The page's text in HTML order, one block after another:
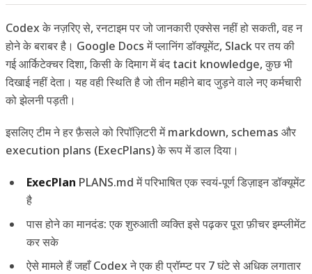
Codex के नज़रिए से, रनटाइम पर जो जानकारी एक्सेस नहीं हो सकती, वह न
होने के बराबर है। Google Docs में प्लानिंग डॉक्यूमेंट, Slack पर तय की
गई आर्किटेक्चर दिशा, किसी के दिमाग में बंद tacit knowledge, कुछ भी
दिखाई नहीं देता। यह वही स्थिति है जो तीन महीने बाद जुड़ने वाले नए कर्मचारी
को झेलनी पड़ती।
इसलिए टीम ने हर फ़ैसले को रिपॉज़िटरी में markdown, schemas और
execution plans (ExecPlans) के रूप में डाल दिया।
ExecPlan PLANS.md में परिभाषित एक स्वयं-पूर्ण डिज़ाइन डॉक्यूमेंट
है
पास होने का मानदंड: एक शुरुआती व्यक्ति इसे पढ़कर पूरा फ़ीचर इम्प्लीमेंट
कर सके
ऐसे मामले हैं जहाँ Codex ने एक ही प्रॉम्प्ट पर 7 घंटे से अधिक लगातार